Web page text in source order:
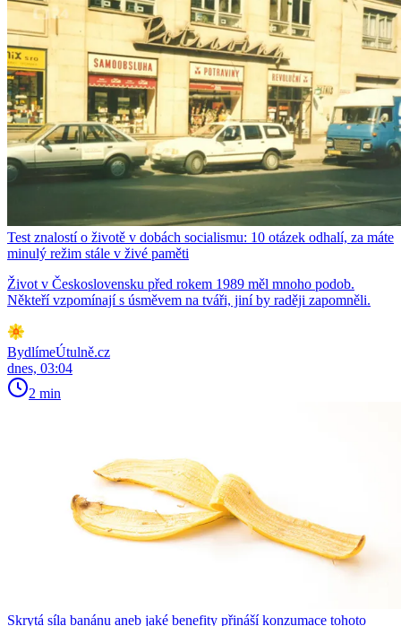
Test znalostí o životě v dobách socialismu: 10 otázek odhalí, za máte
minulý režim stále v živé paměti
Život v Československu před rokem 1989 měl mnoho podob.
Někteří vzpomínají s úsměvem na tváři, jiní by raději zapomněli.
BydlímeÚtulně.cz
dnes, 03:04
2 min
Skrytá síla banánu aneb jaké benefity přináší konzumace tohoto